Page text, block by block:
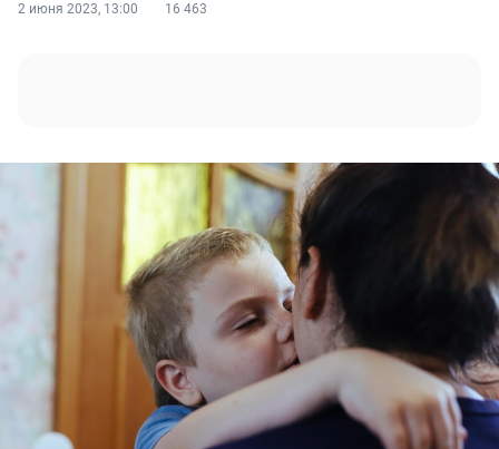
2 июня 2023, 13:00 16 463